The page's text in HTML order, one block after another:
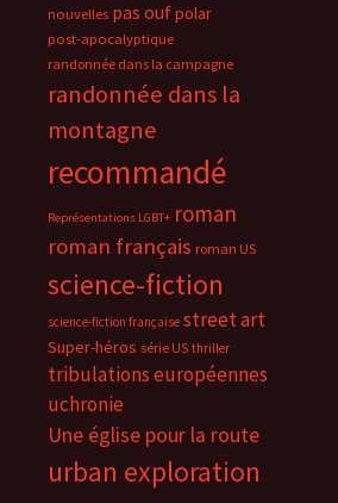
nouvelles pas oufpolar
post-apocalyptique
randonnée dans la campagne
randonnée dans la
montagne
recommandé
Représentations LGBT+ roman
roman français roman US
science-fiction
science-fiction française street art
Super-héros série US thriller
tribulations européennes
uchronie
Une église pour la route
urban exploration